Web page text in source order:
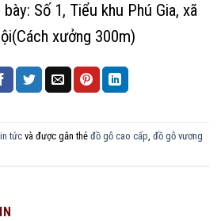
Số 1, Tiểu khu Phú Gia, xã
xưởng 300m)
tức và được gắn thẻ đồ gỗ cao cấp đồ gỗ vương